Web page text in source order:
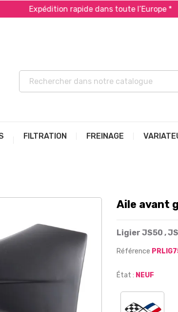
Expédition rapide dans toute l’Europe *
FILTRATION FREINAGE
Aile avant
Ligier JS50 ,
Référence
État : NEUF